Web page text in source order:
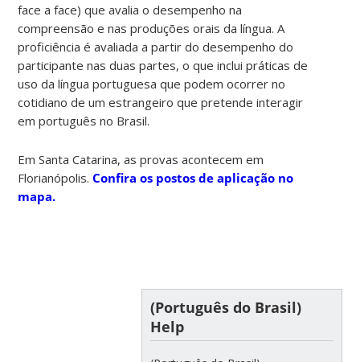
face a face) que avalia o desempenho na
compreensão e nas produções orais da língua. A
proficiência é avaliada a partir do desempenho do
participante nas duas partes, o que inclui práticas de
uso da língua portuguesa que podem ocorrer no
cotidiano de um estrangeiro que pretende interagir
em português no Brasil.
Em Santa Catarina, as provas acontecem em
Florianópolis.Confira os postos de aplicação no
mapa.
(Português do Brasil)
Help